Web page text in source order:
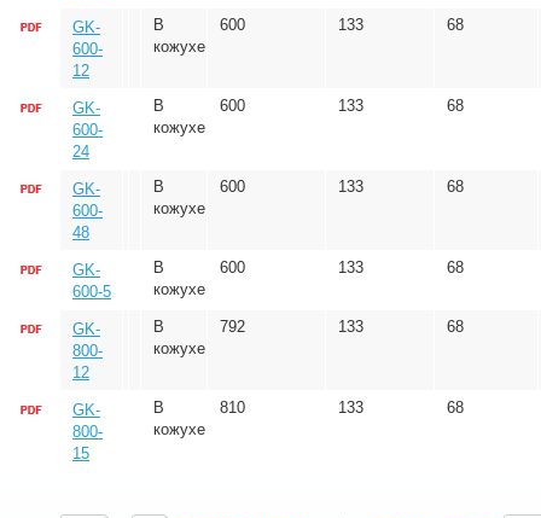
GK-
600-
12
В
кожухе
600 133 68
GK-
600-
24
В
кожухе
600 133 68
GK-
600-
48
В
кожухе
600 133 68
GK-
600-5
В
кожухе
600 133 68
GK-
800-
12
В
кожухе
792 133 68
GK-
800-
15
В
кожухе
810 133 68